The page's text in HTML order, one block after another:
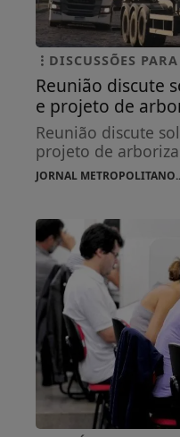
DISCUSSÕES
Reunião discute
e projeto de
Reunião discute
projeto de
JORNAL